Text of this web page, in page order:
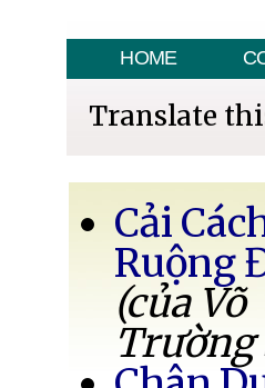
HOME
Translate
Cải
Ruộng
(của Võ
Trường